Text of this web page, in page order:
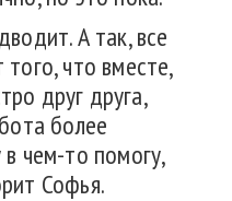
А так, все
что вместе,
друг друга,
более
чем-то помогу,
Софья.